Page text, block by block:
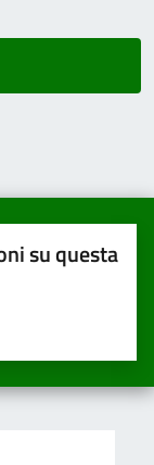
su questa